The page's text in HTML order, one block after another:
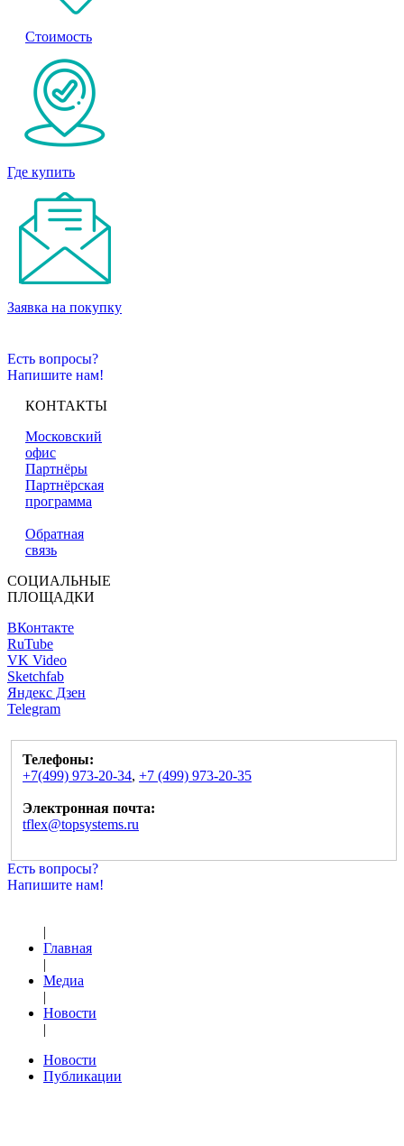
Стоимость
Где купить
Заявка на покупку
Есть вопросы?
Напишите нам!
КОНТАКТЫ
Московский
офис
Партнёры
Партнёрская
программа
Обратная
связь
СОЦИАЛЬНЫЕ
ПЛОЩАДКИ
ВКонтакте
RuTube
VK Video
Sketchfab
Яндекс Дзен
Telegram
Телефоны:
+7(499) 973-20-34, +7 (499) 973-20-35
Электронная почта:
tflex@topsystems.ru
Есть вопросы?
Напишите нам!
|
Главная
|
Медиа
|
Новости
|
Новости
Публикации